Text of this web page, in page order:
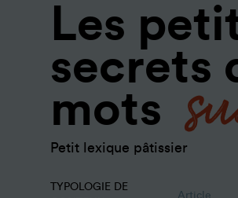
Les
secrets
mots
Petit lexique pâtissier
TYPOLOGIE DE
Article